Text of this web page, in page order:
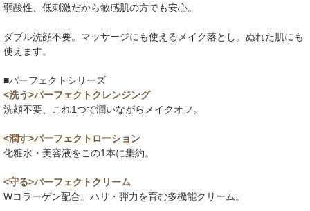
弱酸性、低刺激だから敏感肌の方でも安心。
ダブル洗顔不要。マッサージにも使えるメイク落とし。ぬれた肌にも
使えます。
■パーフェクトシリーズ
<洗う>パーフェクトクレンジング
洗顔不要、これ1つで潤いながらメイクオフ。
<潤す>パーフェクトローション
化粧水・美容液をこの1本に集約。
<守る>パーフェクトクリーム
Wコラーゲン配合。ハリ・弾力を育む多機能クリーム。